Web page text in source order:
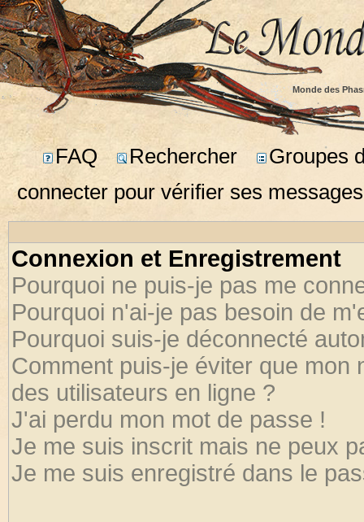
Monde des
FAQ Rechercher
Groupes
connecter pour vérifier ses
Connexion et Enregistrement
Pourquoi ne puis-je pas me
Pourquoi n'ai-je pas besoin de
Pourquoi suis-je déconnecté
Comment puis-je éviter que mon
des utilisateurs en ligne ?
J'ai perdu mon mot de passe !
Je me suis inscrit mais ne peux
Je me suis enregistré dans le